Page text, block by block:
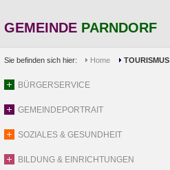
GEMEINDE PARNDORF
Sie befinden sich hier: Home TOURISMUS
BÜRGERSERVICE
GEMEINDEPORTRAIT
SOZIALES & GESUNDHEIT
BILDUNG & EINRICHTUNGEN